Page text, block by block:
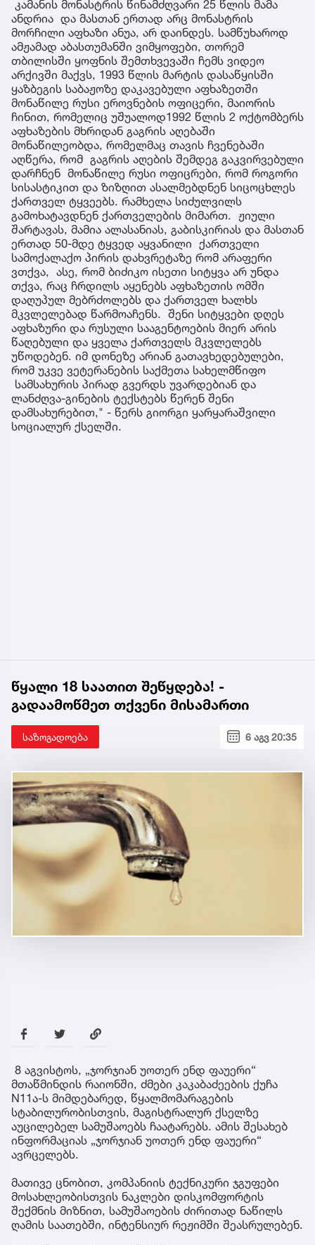
კამანის მონასტრის წინამძღვარი 25 წლის მამა
ანდრია და მასთან ერთად არც მონასტრის
მორჩილი აფხაზი ანუა, არ დაინდეს. სამწუხაროდ
ამჟამად აბასთუმანში ვიმყოფები, თორემ
თბილისში ყოფნის შემთხვევაში ჩემს ვიდეო
არქივში მაქვს, 1993 წლის მარტის დასაწყისში
ყაზბეგის საბაჟოზე დაკავებული აფხაზეთში
მონაწილე რუსი ეროვნების ოფიცერი, მაიორის
ჩინით, რომელიც უშუალოდ1992 წლის 2 ოქტომბერს
აფხაზების მხრიდან გაგრის აღებაში
მონაწილეობდა, რომელმაც თავის ჩვენებაში
აღწერა, რომ გაგრის აღების შემდეგ გაკვირვებული
დარჩნენ მონაწილე რუსი ოფიცრები, რომ როგორი
სისასტიკით და ზიზღით ასალმებდნენ სიცოცხლეს
ქართველ ტყვეებს. რამხელა სიძულვილს
გამოხატავდნენ ქართველების მიმართ. ჟიული
შარტავას, მამია ალასანიას, გაბისკირიას და მასთან
ერთად 50-მდე ტყვედ აყვანილი ქართველი
სამოქალაქო პირის დახვრეტაზე რომ არაფერი
ვთქვა, ასე, რომ ბიძიკო ისეთი სიტყვა არ უნდა
თქვა, რაც ჩრდილს აყენებს აფხაზეთის ომში
დაღუპულ მებრძოლებს და ქართველ ხალხს
მკვლელებად წარმოაჩენს. შენი სიტყვები დღეს
აფხაზური და რუსული სააგენტოების მიერ არის
წაღებული და ყველა ქართველს მკვლელებს
უწოდებენ. იმ დონეზე არიან გათავხედებულები,
რომ უკვე ვეტერანების საქმეთა სახელმწიფო
სამსახურის პირად გვერდს უვარდებიან და
ლანძღვა-გინების ტექსტებს წერენ შენი
დამსახურებით," - წერს გიორგი ყარყარაშვილი
სოციალურ ქსელში.
წყალი 18 საათით შეწყდება! -
გადაამოწმეთ თქვენი მისამართი
საზოგადოება 6 აგვ 20:35
8 აგვისტოს, „ჯორჯიან უოთერ ენდ ფაუერი“
მთაწმინდის რაიონში, ძმები კაკაბაძეების ქუჩა
N11ა-ს მიმდებარედ, წყალმომარაგების
სტაბილურობისთვის, მაგისტრალურ ქსელზე
აუცილებელ სამუშაოებს ჩაატარებს. ამის შესახებ
ინფორმაციას „ჯორჯიან უოთერ ენდ ფაუერი“
ავრცელებს.
მათივე ცნობით, კომპანიის ტექნიკური ჯგუფები
მოსახლეობისთვის ნაკლები დისკომფორტის
შექმნის მიზნით, სამუშაოების ძირითად ნაწილს
ღამის საათებში, ინტენსიურ რეჟიმში შეასრულებენ.